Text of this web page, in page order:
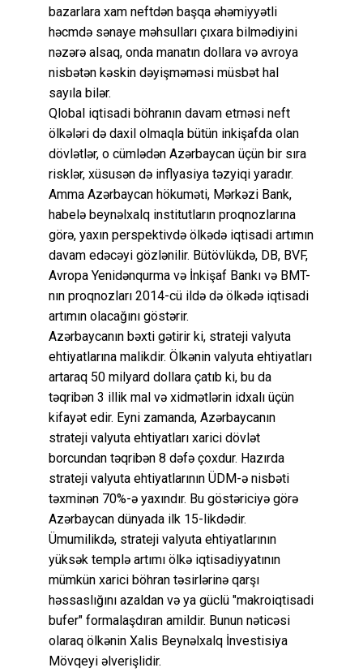
bazarlara xam neftdən başqa əhəmiyyətli
həcmdə sənaye məhsulları çıxara bilmədiyini
nəzərə alsaq, onda manatın dollara və avroya
nisbətən kəskin dəyişməməsi müsbət hal
sayıla bilər.
Qlobal iqtisadi böhranın davam etməsi neft
ölkələri də daxil olmaqla bütün inkişafda olan
dövlətlər, o cümlədən Azərbaycan üçün bir sıra
risklər, xüsusən də inflyasiya təzyiqi yaradır.
Amma Azərbaycan hökuməti, Mərkəzi Bank,
habelə beynəlxalq institutların proqnozlarına
görə, yaxın perspektivdə ölkədə iqtisadi artımın
davam edəcəyi gözlənilir. Bütövlükdə, DB, BVF,
Avropa Yenidənqurma və İnkişaf Bankı və BMT-
nın proqnozları 2014-cü ildə də ölkədə iqtisadi
artımın olacağını göstərir.
Azərbaycanın bəxti gətirir ki, strateji valyuta
ehtiyatlarına malikdir. Ölkənin valyuta ehtiyatları
artaraq 50 milyard dollara çatıb ki, bu da
təqribən 3 illik mal və xidmətlərin idxalı üçün
kifayət edir. Eyni zamanda, Azərbaycanın
strateji valyuta ehtiyatları xarici dövlət
borcundan təqribən 8 dəfə çoxdur. Hazırda
strateji valyuta ehtiyatlarının ÜDM-ə nisbəti
təxminən 70%-ə yaxındır. Bu göstəriciyə görə
Azərbaycan dünyada ilk 15-likdədir.
Ümumilikdə, strateji valyuta ehtiyatlarının
yüksək templə artımı ölkə iqtisadiyyatının
mümkün xarici böhran təsirlərinə qarşı
həssaslığını azaldan və ya güclü "makroiqtisadi
bufer" formalaşdıran amildir. Bunun nəticəsi
olaraq ölkənin Xalis Beynəlxalq İnvestisiya
Mövqeyi əlverişlidir.